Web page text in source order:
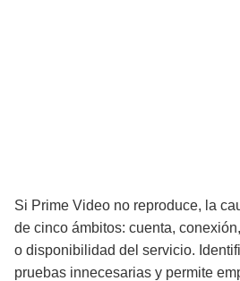
Si Prime Video no reproduce, la
de cinco ámbitos: cuenta,
o disponibilidad del servicio.
pruebas innecesarias y permite